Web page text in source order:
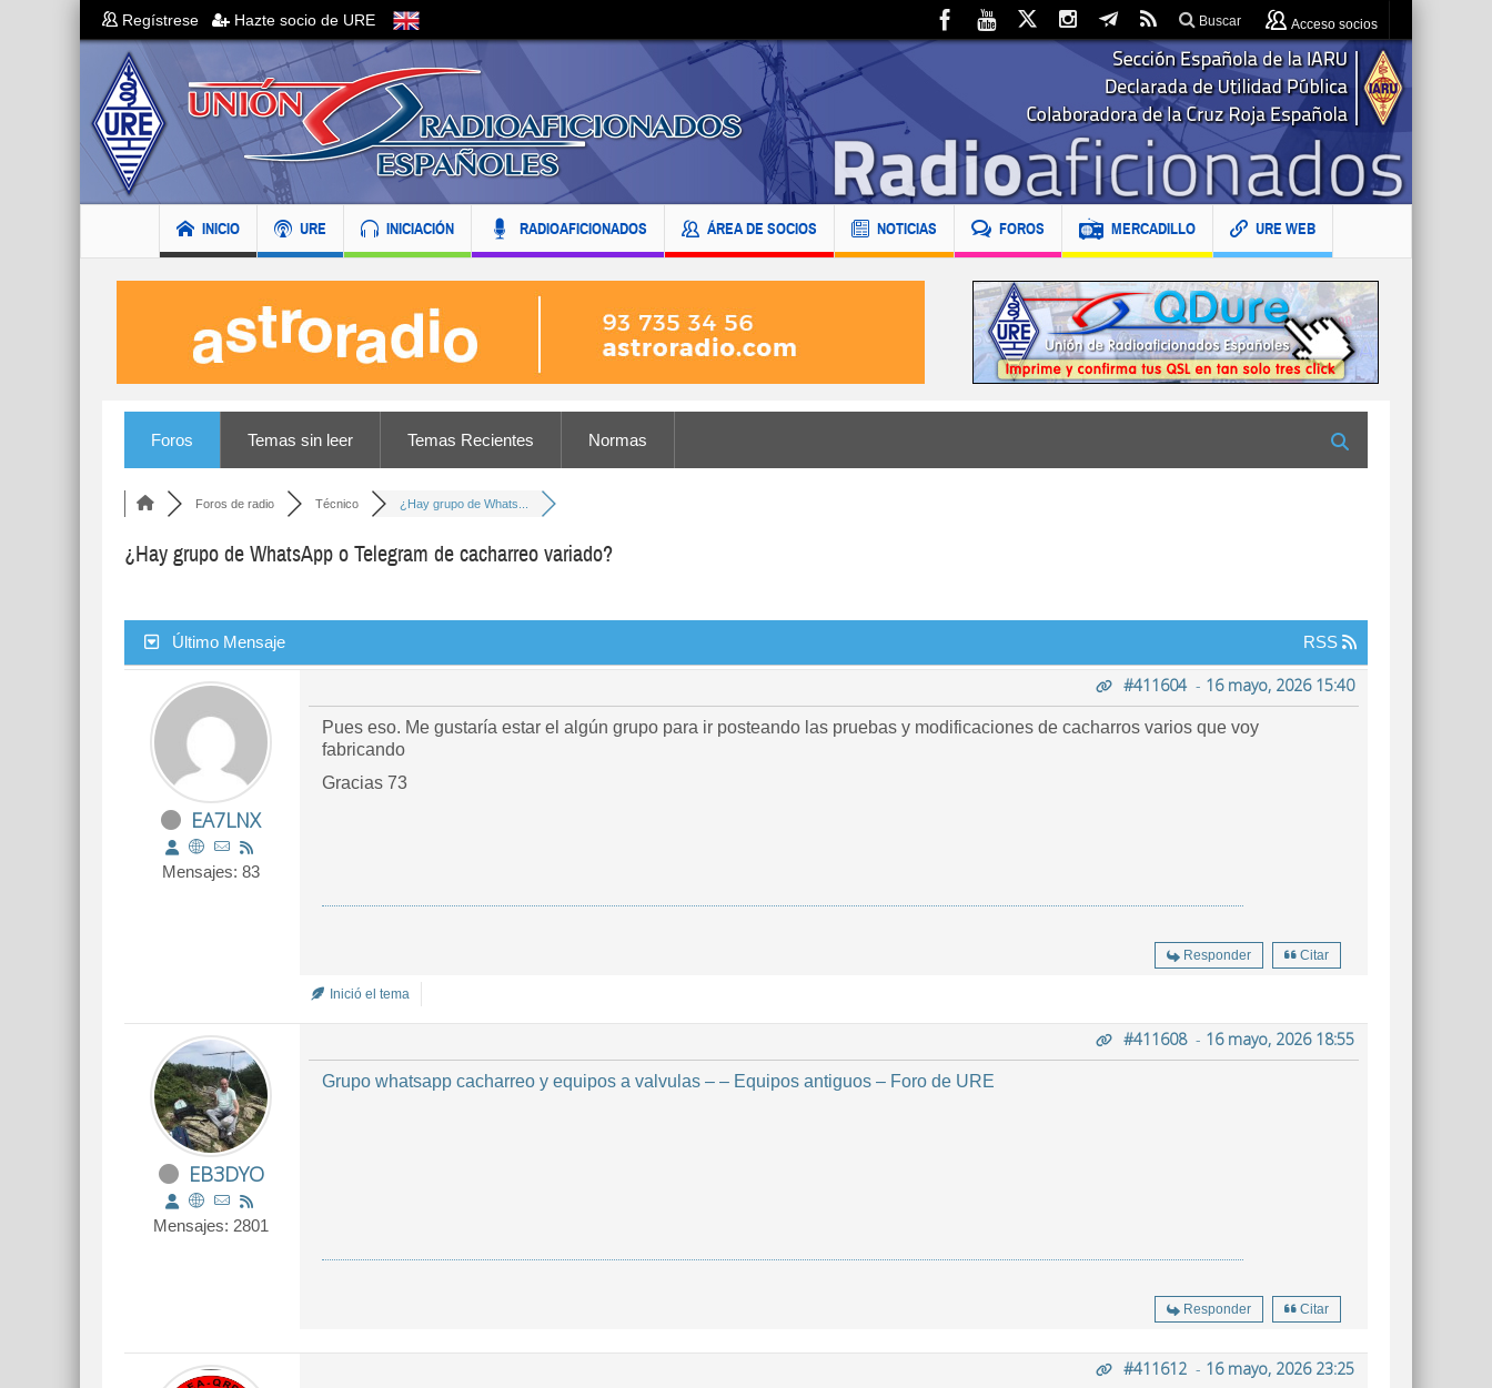
Regístrese Hazte socio de URE Buscar Acceso socios
INICIO URE INICIACIÓN RADIOAFICIONADOS ÁREA DE SOCIOS NOTICIAS FOROS MERCADILLO URE WEB
Foros Temas sin leer Temas Recientes Normas
Foros de radio Técnico ¿Hay grupo de Whats...
¿Hay grupo de WhatsApp o Telegram de cacharreo variado?
Último Mensaje RSS
EA7LNX
Mensajes: 83
#411604- 16 mayo, 2026 15:40
Pues eso. Me gustaría estar el algún grupo para ir posteando las pruebas y modificaciones de cacharros varios que voy
fabricando
Gracias 73
Responder Citar
Inició el tema
EB3DYO
Mensajes: 2801
#411608- 16 mayo, 2026 18:55
Grupo whatsapp cacharreo y equipos a valvulas – – Equipos antiguos – Foro de URE
Responder Citar
#411612 - 16 mayo, 2026 23:25